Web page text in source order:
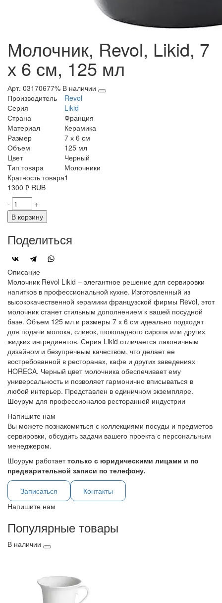
Молочник, Revol, Likid, 7
х 6 см, 125 мл
Арт. 03170677% В наличии
Производитель
Revol
Серия
Likid
Страна
Франция
Материал
Керамика
Размер
7 х 6 см
Объем
125 мл
Цвет
Черный
Тип товара
Молочники
Кратность товара1
1300 ₽ RUB
-
+
В корзину
Поделиться
Описание
Молочник Revol Likid – элегантное решение для сервировки
напитков в профессиональной кухне. Изготовленный из
высококачественной керамики французской фирмы Revol, этот
молочник станет стильным дополнением к вашей посудной
базе. Объем 125 мл и размеры 7 х 6 см идеально подходят
для подачи молока, сливок, шоколадного сиропа или других
жидких ингредиентов. Серия Likid отличается лаконичным
дизайном и безупречным качеством, что делает ее
востребованной в ресторанах, кафе и других заведениях
HORECA. Черный цвет молочника обеспечивает ему
универсальность и позволяет гармонично вписываться в
любой интерьер. Представлен в единичном экземпляре.
Шоурум для профессионалов ресторанной индустрии
Напишите нам
Вы можете познакомиться с коллекциями посуды и предметов
сервировки, обсудить задачи вашего проекта с персональным
менеджером.
Шоурум работаеттолько с юридическими лицами и по
предварительной записи по телефону.
Записаться
Контакты
Напишите нам
Популярные товары
В наличии